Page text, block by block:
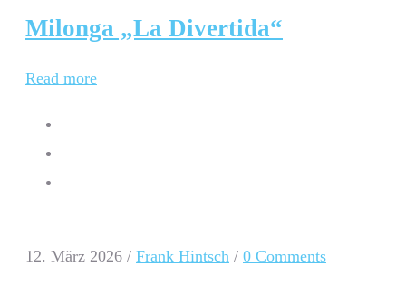
Milonga „La Divertida“
Read more
12. März 2026 / Frank Hintsch / 0 Comments